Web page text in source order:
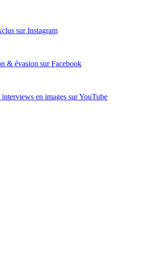
surInstagram
& évasion surFacebook
en images surYouTube